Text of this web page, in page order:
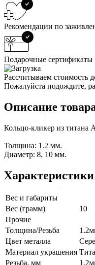
Рекомендации по
Подарочные сертификаты
Рассчитываем стоимость
Пожалуйста подождите,
Описание
Кольцо-кликер из титана
Толщина: 1.2 мм.
Диаметр: 8, 10 мм.
Характеристики
Вес и габариты
Вес (грамм)
10
Прочие
Толщина/Резьба
Цвет металла
Материал украшения
Резьба, мм